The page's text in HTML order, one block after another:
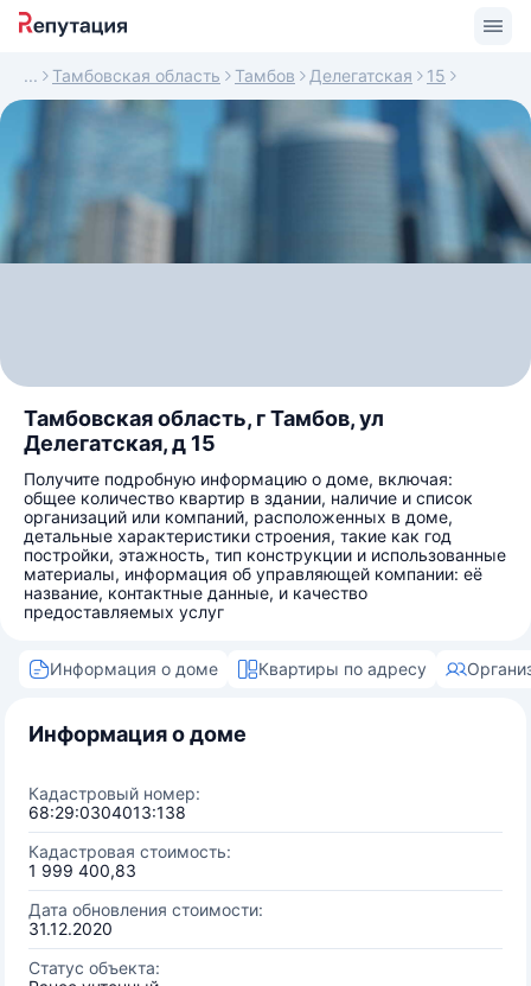
Тамбовская область Тамбов Делегатская 15
Тамбовская область, г Тамбов, ул
Делегатская, д 15
Получите подробную информацию о доме, включая:
общее количество квартир в здании, наличие и список
организаций или компаний, расположенных в доме,
детальные характеристики строения, такие как год
постройки, этажность, тип конструкции и использованные
материалы, информация об управляющей компании: её
название, контактные данные, и качество
предоставляемых услуг
Информация о доме Квартиры по адресу
Информация о доме
Кадастровый номер:
68:29:0304013:138
Кадастровая стоимость:
1 999 400,83
Дата обновления стоимости:
31.12.2020
Статус объекта: